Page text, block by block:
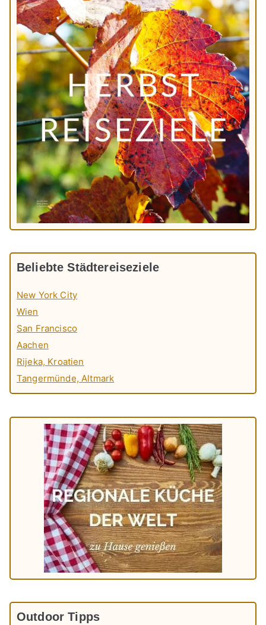
Beliebte Städtereiseziele
New York City
Wien
San Francisco
Aachen
Rijeka, Kroatien
Tangermünde, Altmark
Outdoor Tipps